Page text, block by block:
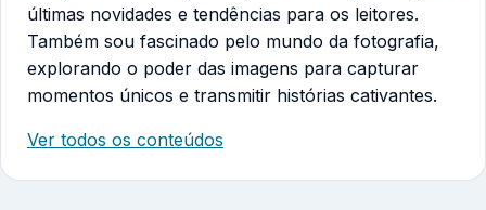
últimas novidades e tendências para os leitores.
Também sou fascinado pelo mundo da fotografia,
explorando o poder das imagens para capturar
momentos únicos e transmitir histórias cativantes.
Ver todos os conteúdos